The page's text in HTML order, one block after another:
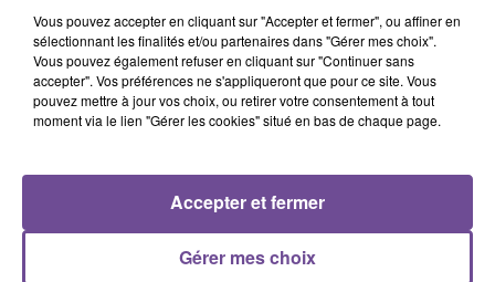
Référence de l’offre Pôle Emploi : 162VPXY
Vous pouvez accepter en cliquant sur "Accepter et fermer", ou affiner en
sélectionnant les finalités et/ou partenaires dans "Gérer mes choix".
Vous pouvez également refuser en cliquant sur "Continuer sans
accepter". Vos préférences ne s'appliqueront que pour ce site. Vous
pouvez mettre à jour vos choix, ou retirer votre consentement à tout
moment via le lien "Gérer les cookies" situé en bas de chaque page.
Gérer mes choix
Accepter et fermer